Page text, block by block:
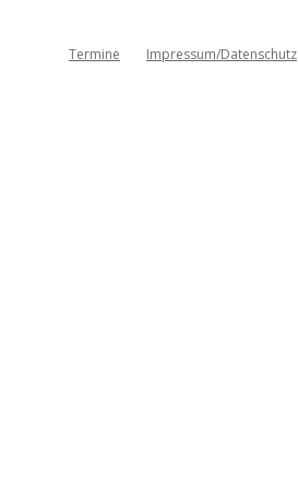
Termine Impressum/Datenschutz